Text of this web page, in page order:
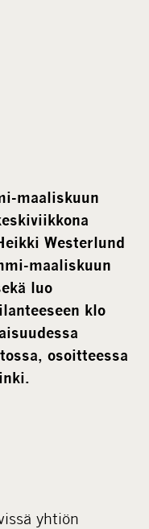
maaliskuun
Westerlund
maaliskuun
luo
klo
osoitteessa
yhtiön